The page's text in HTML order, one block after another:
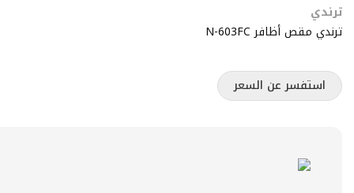
ترندي
ترندي مقص أظافر N-603FC
استفسر عن السعر